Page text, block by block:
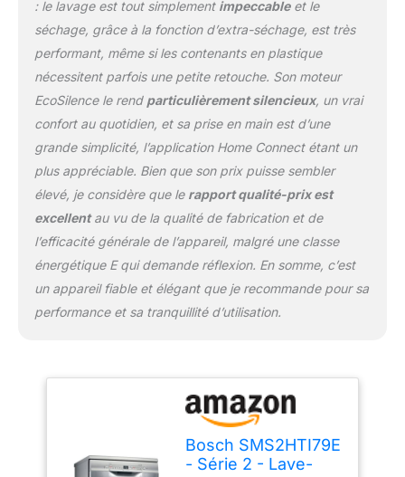
Exceptionnellement
silencieux, il est
également
particulièrement efficace
consommation électrique
Livraison : 1x Lave-
vaisselle Pose-libre /
Technologie Active
Connect / Avec
accessoires de série
: le lavage est tout simplement impeccableet le
séchage, grâce à la fonction d’extra-séchage, est très
performant, même si les contenants en plastique
nécessitent parfois une petite retouche. Son moteur
EcoSilence le rend particulièrement silencieux, un vrai
confort au quotidien, et sa prise en main est d’une
grande simplicité, l’application Home Connect étant un
plus appréciable. Bien que son prix puisse sembler
élevé, je considère que le rapport qualité-prix est
excellentau vu de la qualité de fabrication et de
l’efficacité générale de l’appareil, malgré une classe
énergétique E qui demande réflexion. En somme, c’est
un appareil fiable et élégant que je recommande pour sa
performance et sa tranquillité d’utilisation.
Bosch SMS2HTI79E
- Série 2 - Lave-